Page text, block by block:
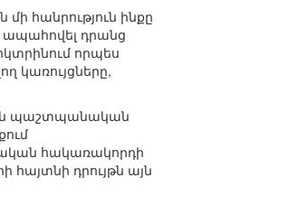
հանրություն ինքը
ապահովել դրանց
որպես
կառույցները,
պաշտպանական
հակառակորդի
հայտնի դրույթն այն